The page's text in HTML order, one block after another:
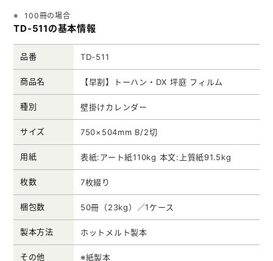
100冊の場合
TD-511の基本情報
品番 TD-511
商品名 【早割】トーハン・DX 坪庭 フィルム
種別 壁掛けカレンダー
サイズ 750×504mm B/2切
用紙 表紙:アート紙110kg 本文:上質紙91.5kg
枚数 7枚綴り
梱包数 50冊（23kg）／1ケース
製本方法 ホットメルト製本
その他 ※紙製本